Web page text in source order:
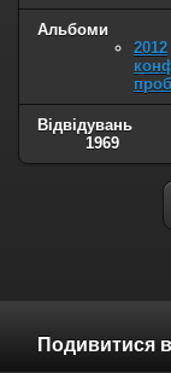
Альбоми
2012
Відвідувань
1969
Подивитися